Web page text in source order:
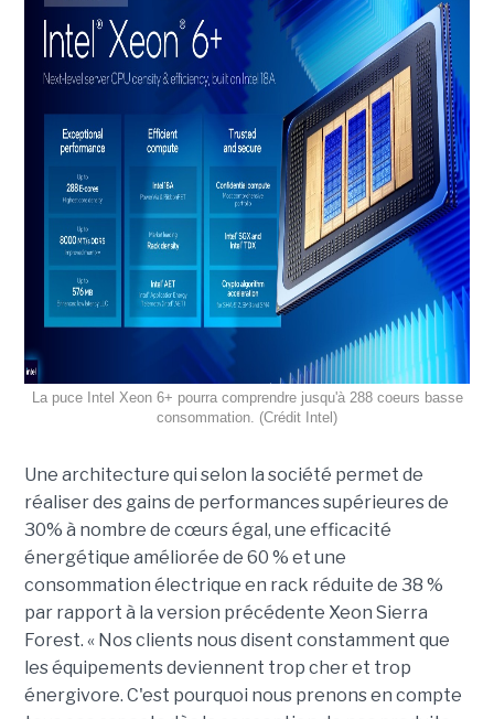
La puce Intel Xeon 6+ pourra comprendre jusqu'à 288 coeurs basse
consommation. (Crédit Intel)
Une architecture qui selon la société permet de
réaliser des gains de performances supérieures de
30% à nombre de cœurs égal, une efficacité
énergétique améliorée de 60 % et une
consommation électrique en rack réduite de 38 %
par rapport à la version précédente Xeon Sierra
Forest. « Nos clients nous disent constamment que
les équipements deviennent trop cher et trop
énergivore. C'est pourquoi nous prenons en compte